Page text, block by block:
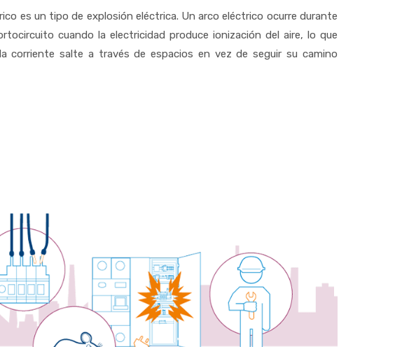
es un tipo de explosión eléctrica. Un arco eléctrico ocurre durante
cuando la electricidad produce ionización del aire, lo que
corriente salte a través de espacios en vez de seguir su camino